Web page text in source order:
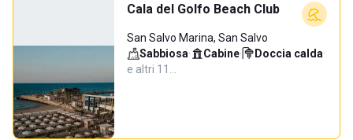
Cala del Golfo Beach Club
San Salvo Marina, San Salvo
Sabbiosa· Cabine· Doccia calda·
e altri 11…